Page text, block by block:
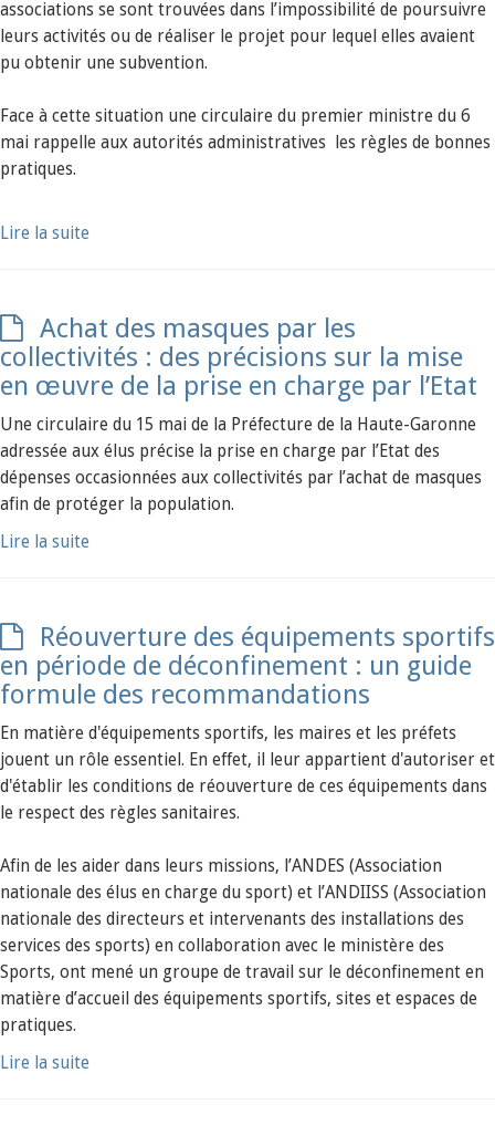
associations se sont trouvées dans l’impossibilité de poursuivre
leurs activités ou de réaliser le projet pour lequel elles avaient
pu obtenir une subvention.
Face à cette situation une circulaire du premier ministre du 6
mai rappelle aux autorités administratives les règles de bonnes
pratiques.
Lire la suite
Achat des masques par les
collectivités : des précisions sur la mise
en œuvre de la prise en charge par l’Etat
Une circulaire du 15 mai de la Préfecture de la Haute-Garonne
adressée aux élus précise la prise en charge par l’Etat des
dépenses occasionnées aux collectivités par l’achat de masques
afin de protéger la population.
Lire la suite
Réouverture des équipements sportifs
en période de déconfinement : un guide
formule des recommandations
En matière d'équipements sportifs, les maires et les préfets
jouent un rôle essentiel. En effet, il leur appartient d'autoriser et
d'établir les conditions de réouverture de ces équipements dans
le respect des règles sanitaires.
Afin de les aider dans leurs missions, l’ANDES (Association
nationale des élus en charge du sport) et l’ANDIISS (Association
nationale des directeurs et intervenants des installations des
services des sports) en collaboration avec le ministère des
Sports, ont mené un groupe de travail sur le déconfinement en
matière d’accueil des équipements sportifs, sites et espaces de
pratiques.
Lire la suite